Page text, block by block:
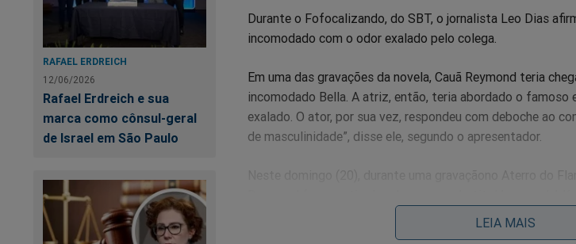
RAFAEL ERDREICH
12/06/2026
Rafael Erdreich e sua
marca como cônsul-geral
de Israel em São Paulo
Durante o Fofocalizando, do SBT, o jornalista Leo Dias
incomodado com o odor exalado pelo colega.
Em uma das gravações da novela, Cauã Reymond teria
incomodado Bella. A atriz, então, teria abordado o famoso
exalado. O ator, por sua vez, respondeu com deboche ao
de masculinidade”, disse ele, segundo o apresentador.
A decisão teria sido tomada após Bella Campos alegar que
LEIA MAIS